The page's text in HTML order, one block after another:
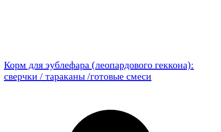
Корм для эублефара (леопардового геккона):
сверчки / тараканы /готовые смеси